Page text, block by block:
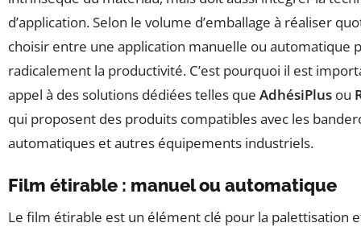
d’application. Selon le volume d’emballage à réaliser
choisir entre une application manuelle ou automatique
radicalement la productivité. C’est pourquoi il est
appel à des solutions dédiées telles que AdhésiPlus ou
qui proposent des produits compatibles avec les
automatiques et autres équipements industriels.
Film étirable : manuel ou automatique
Le film étirable est un élément clé pour la palettisation